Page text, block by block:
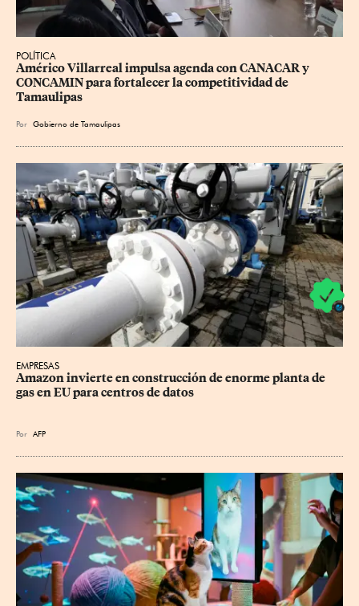
POLÍTICA
Américo Villarreal impulsa agenda con CANACAR y
CONCAMIN para fortalecer la competitividad de
Tamaulipas
Por Gobierno de Tamaulipas
EMPRESAS
Amazon invierte en construcción de enorme planta de
gas en EU para centros de datos
Por AFP